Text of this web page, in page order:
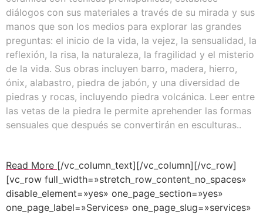
diálogos con sus materiales a través de su mirada y sus
manos que son los medios para explorar las grandes
preguntas: el inicio de la vida, la vejez, la sensualidad, la
reflexión, la risa, la naturaleza, la fragilidad y el misterio
de la vida. Sus obras incluyen barro, madera, hierro,
ónix, alabastro, piedra de jabón, y una diversidad de
piedras y rocas, incluyendo piedra volcánica. Leer entre
las vetas de la piedra le permite aprehender las formas
sensuales que después se convertirán en esculturas..
Read More [/vc_column_text][/vc_column][/vc_row]
[vc_row full_width=»stretch_row_content_no_spaces»
disable_element=»yes» one_page_section=»yes»
one_page_label=»Services» one_page_slug=»services»